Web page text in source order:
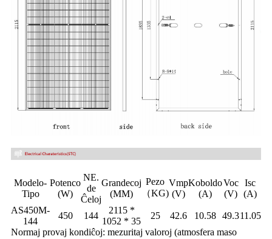
Modelo-
Tipo
Potenco
(W)
NE.
de
Ĉeloj
Grandecoj
(MM)
Pezo
（KG)
Vmp
(V)
Koboldo
(A)
Voc
(V)
Isc
(A)
AS450M-
144
450 144
2115 *
1052 * 35
25 42.6 10.58 49.311.05
Normaj provaj kondiĉoj: mezuritaj valoroj (atmosfera maso